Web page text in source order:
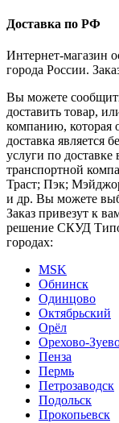
Доставка по РФ
Интернет-магазин
города России.
Вы можете
доставить товар,
компанию, которая
доставка является
услуги по
транспортной
Траст; Пэк;
и др. Вы можете
Заказ привезут к
решение СКУД
городах:
MSK
Обнинск
Одинцово
Октябрьский
Орёл
Орехово-
Пенза
Пермь
Петрозаводск
Подольск
Прокопьевск